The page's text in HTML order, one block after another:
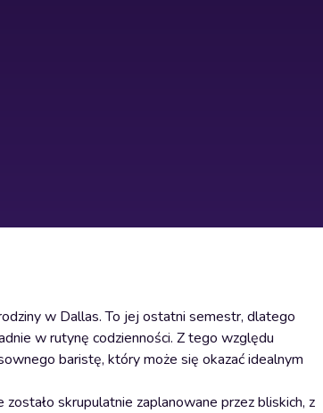
w Dallas. To jej ostatni semestr, dlatego
w rutynę codzienności. Z tego względu
baristę, który może się okazać idealnym
skrupulatnie zaplanowane przez bliskich, z